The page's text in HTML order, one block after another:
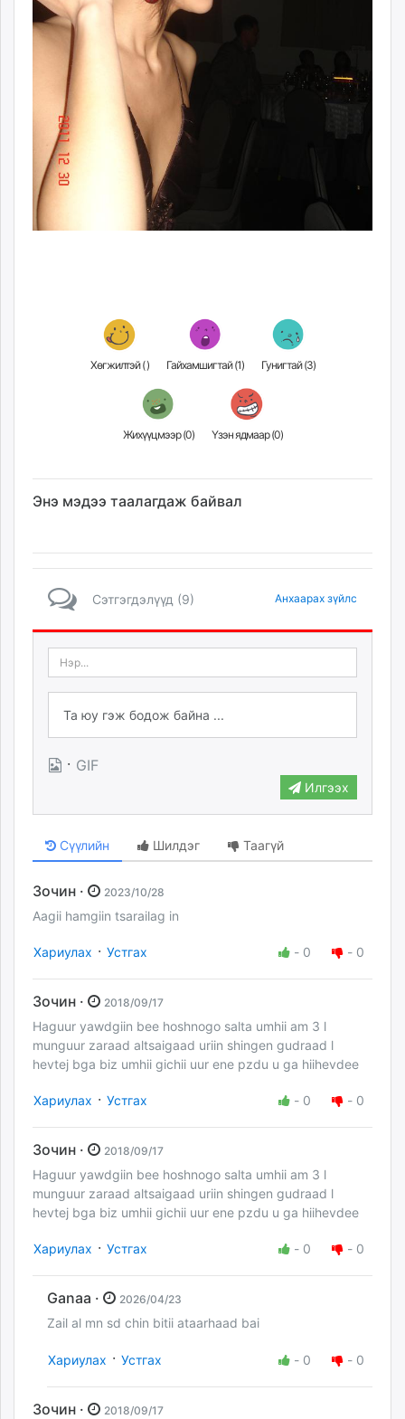
Хөгжилтэй () Гайхамшигтай (1) Гунигтай (3)
Жихүүцмээр (0) Үзэн ядмаар (0)
Энэ мэдээ таалагдаж байвал
Сэтгэгдэлүүд (9) Анхаарах зүйлс
· GIF
Илгээх
Сүүлийн Шилдэг Таагүй
Зочин · 2023/10/28
Aagii hamgiin tsarailag in
Хариулах · Устгах - 0 - 0
Зочин · 2018/09/17
Haguur yawdgiin bee hoshnogo salta umhii am 3 l
munguur zaraad altsaigaad uriin shingen gudraad l
hevtej bga biz umhii gichii uur ene pzdu u ga hiihevdee
Хариулах · Устгах - 0 - 0
Зочин · 2018/09/17
Haguur yawdgiin bee hoshnogo salta umhii am 3 l
munguur zaraad altsaigaad uriin shingen gudraad l
hevtej bga biz umhii gichii uur ene pzdu u ga hiihevdee
Хариулах · Устгах - 0 - 0
Ganaa · 2026/04/23
Zail al mn sd chin bitii ataarhaad bai
Хариулах · Устгах - 0 - 0
Зочин · 2018/09/17